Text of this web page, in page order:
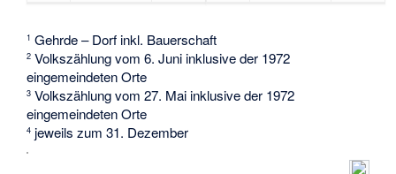
1 Gehrde – Dorf inkl. Bauerschaft
2 Volkszählung vom 6. Juni inklusive der 1972
eingemeindeten Orte
3 Volkszählung vom 27. Mai inklusive der 1972
eingemeindeten Orte
4 jeweils zum 31. Dezember